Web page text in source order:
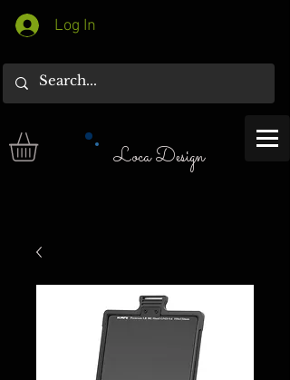
Log In
Loca Design